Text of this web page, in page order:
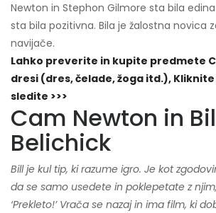
Newton in Stephon Gilmore sta bila
sta bila pozitivna. Bila je žalostna novica
navijače.
Lahko preverite in kupite predmete
dresi (dres, čelade, žoga itd.),
sledite >>>
Cam Newton in
Belichick
Bill je kul tip, ki razume igro. Je kot
da se samo usedete in poklepetate z
‘Prekleto!’ Vrača se nazaj in ima film, ki